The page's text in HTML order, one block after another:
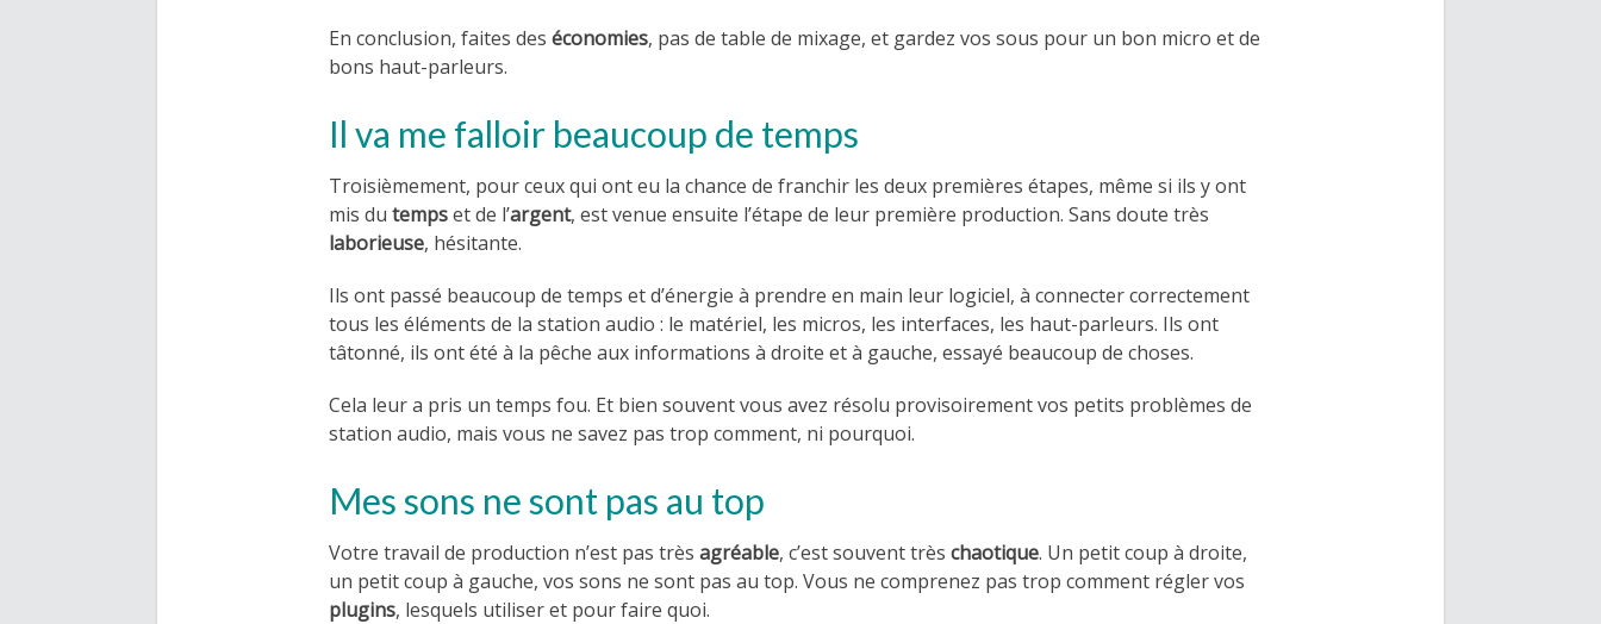
En conclusion, faites des économies, pas de table de mixage, et gardez vos sous pour un bon micro et de
bons haut-parleurs.
Il va me falloir beaucoup de temps
Troisièmement, pour ceux qui ont eu la chance de franchir les deux premières étapes, même si ils y ont
mis du tempset de l’argent, est venue ensuite l’étape de leur première production. Sans doute très
laborieuse, hésitante.
Ils ont passé beaucoup de temps et d’énergie à prendre en main leur logiciel, à connecter correctement
tous les éléments de la station audio : le matériel, les micros, les interfaces, les haut-parleurs. Ils ont
tâtonné, ils ont été à la pêche aux informations à droite et à gauche, essayé beaucoup de choses.
Cela leur a pris un temps fou. Et bien souvent vous avez résolu provisoirement vos petits problèmes de
station audio, mais vous ne savez pas trop comment, ni pourquoi.
Mes sons ne sont pas au top
Votre travail de production n’est pas très agréable, c’est souvent très chaotique. Un petit coup à droite,
un petit coup à gauche, vos sons ne sont pas au top. Vous ne comprenez pas trop comment régler vos
plugins, lesquels utiliser et pour faire quoi.